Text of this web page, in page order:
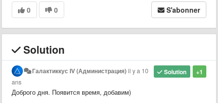
0 0 S'abonner
Solution
+1
Solution
Галактиккус IV (Администрация)il y a 10
ans
Доброго дня. Появится время, добавим)